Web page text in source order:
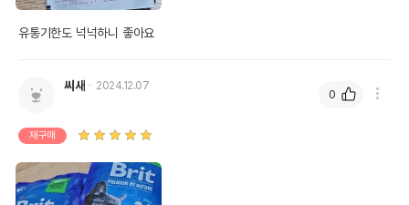
유통기한도 넉넉하니 좋아요
씨새 2024.12.07
재구매
0